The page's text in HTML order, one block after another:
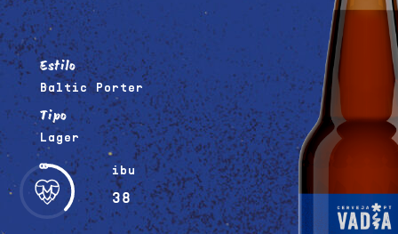
Estilo
Baltic Porter
Tipo
Lager
ibu
38